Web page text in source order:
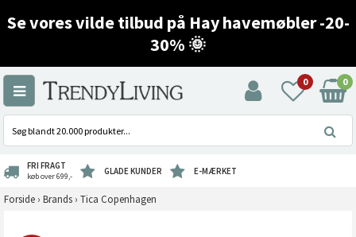
Se vores vilde tilbud på Hay havemøbler -20-
30% 🌞
0 0
FRI FRAGT
køb over 699,- GLADE KUNDER E-MÆRKET
Forside › Brands › Tica Copenhagen